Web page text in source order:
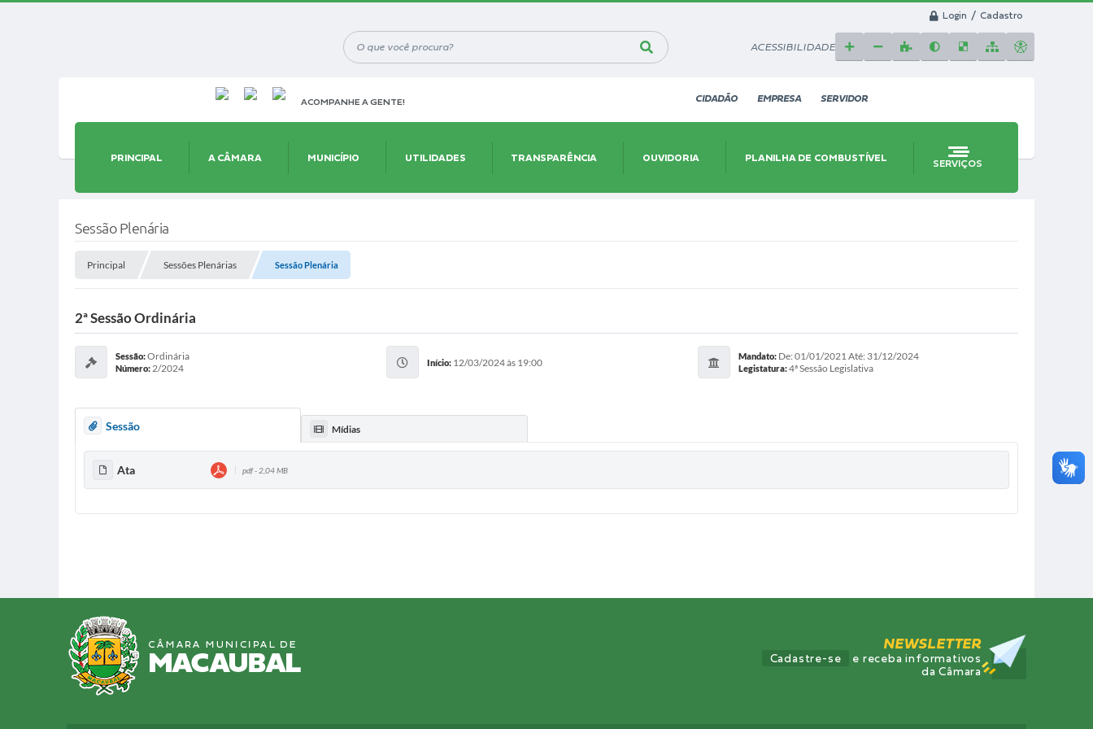
Login / Cadastro
ACESSIBILIDADE
ACOMPANHE A GENTE! CIDADÃO EMPRESA SERVIDOR
PRINCIPAL A CÂMARA MUNICÍPIO UTILIDADES TRANSPARÊNCIA OUVIDORIA PLANILHA DE COMBUSTÍVEL
SERVIÇOS
Sessão Plenária
Principal Sessões Plenárias Sessão Plenária
2ª Sessão Ordinária
Sessão:Ordinária
Número:2/2024 Início: 12/03/2024 às 19:00 Mandato:De: 01/01/2021 Até: 31/12/2024
Legistatura:4ª Sessão Legislativa
Sessão Mídias
Ata pdf - 2,04 MB
NEWSLETTER
Cadastre-se
e receba informativos
da Câmara